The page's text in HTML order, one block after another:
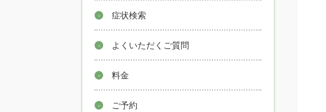
症状検索
よくいただくご質問
料金
ご予約